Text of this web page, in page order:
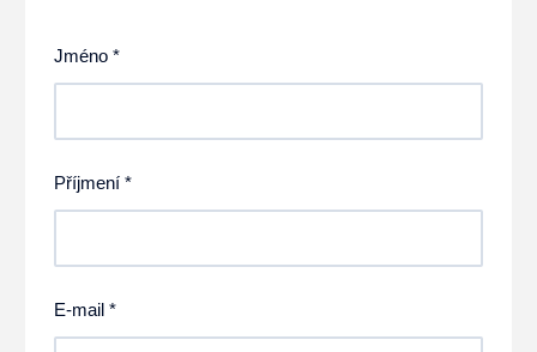
Jméno *
Příjmení *
E-mail *